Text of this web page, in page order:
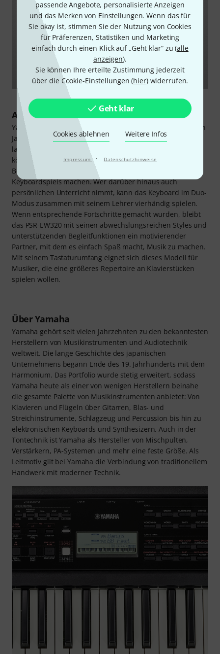
passende Angebote, personalisierte Anzeigen
und das Merken von Einstellungen. Wenn das für
Sie okay ist, stimmen Sie der Nutzung von Cookies
für Präferenzen, Statistiken und Marketing
einfach durch einen Klick auf „Geht klar“ zu (alle
anzeigen).
Sie können Ihre erteilte Zustimmung jederzeit
über die Cookie-Einstellungen (hier) widerrufen.
Geht klar
Cookies ablehnen Weitere Infos
Impressum · Datenschutzhinweise
Aller Anfang ist leicht
Yamaha hat Lehr- und Lernerfahrungen, die sich seit vielen
Jahren bewährt haben, in die PSR-Keyboards einfließen
lassen. Dank einer sehr einfach gehaltenen Bedienung
können hier Einsteiger alle Altersklassen ohne
Berührungsängste ihre ersten Schritte beim Erlernen des
Keyboardspiels machen. Wer darüber hinaus auch
persönlichen Unterricht nimmt, kann das Keyboard im Duo-
Modus zusammen mit seinem Lehrer vierhändig spielen.
Wenn entsprechende Fortschritte gemacht wurden, bleibt
das PSR-EW320 mit seinen abwechslungsreichen Styles und
unterstützenden Begleitfunktionen ein motivierender
Partner, mit dem es einfach Spaß macht, Musik zu machen.
Mit seinem Tastaturumfang eignet sich dieses Modell für
Musiker, die eine größeres Repertoire an Klavierstücken
spielen wollen.
Über Yamaha
Yamaha gehört seit vielen Jahrzehnten zu den bekanntesten
Herstellern von Musikinstrumenten und Audiotechnik
weltweit. Die lange Geschichte des japanischen
Unternehmens begann Ende des 19. Jahrhunderts mit dem
Harmonium. Das Portfolio wurde stetig erweitert, sodass
Yamaha heute als einer von wenigen Herstellern beinahe
die gesamte Palette von Musikinstrumenten anbietet: Von
Klavieren und Flügeln über Gitarren, Blas- und
Streichinstrumente, Schlagzeug und Percussion bis hin zu
elektronischen Keyboards und Synthesizern. Auch in der
Tontechnik ist Yamaha als Hersteller von Mischpulten,
Verstärkern, PA-Systemen und mehr eine feste Größe. Als
Leitmotiv gilt bei Yamaha die Verbindung von traditionellem
Handwerk mit moderner Technik.